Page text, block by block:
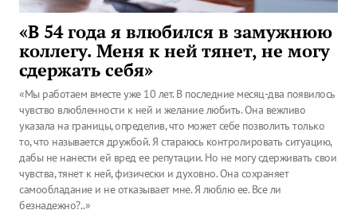
«В 54 года я влюбился в замужнюю
коллегу. Меня к ней тянет, не могу
сдержать себя»
«Мы работаем вместе уже 10 лет. В последние месяц-два появилось
чувство влюбленности к ней и желание любить. Она вежливо
указала на границы, определив, что может себе позволить только
то, что называется дружбой. Я стараюсь контролировать ситуацию,
дабы не нанести ей вред ее репутации. Но не могу сдерживать свои
чувства, тянет к ней, физически и духовно. Она сохраняет
самообладание и не отказывает мне. Я люблю ее. Все ли
безнадежно?..»